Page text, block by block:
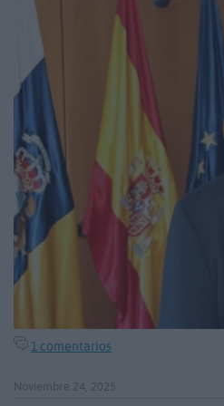
1 comentarios
Noviembre 24, 2025